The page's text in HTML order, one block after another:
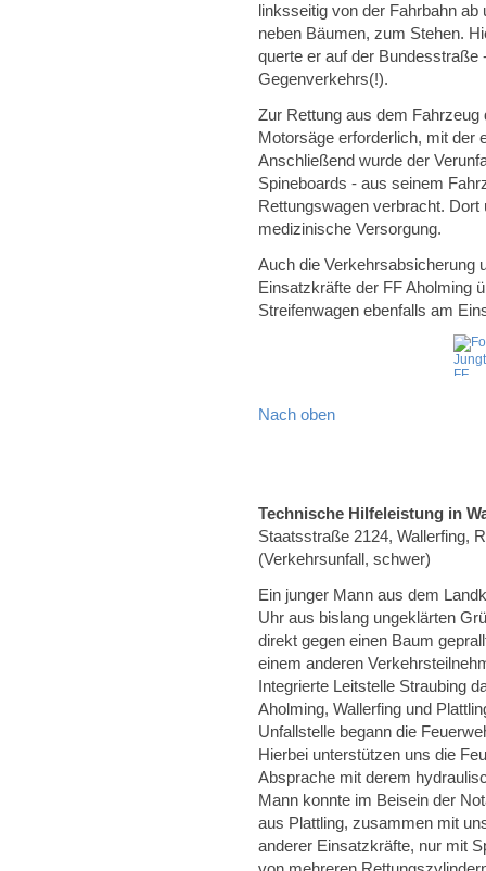
linksseitig von der Fahrbahn
neben Bäumen, zum Stehen.
querte er auf der Bundesstraße
Gegenverkehrs(!).
Zur Rettung aus dem
Motorsäge erforderlich, mit der
Anschließend wurde der
Spineboards - aus seinem
Rettungswagen verbracht.
medizinische Versorgung.
Auch die Verkehrsabsicherung
Einsatzkräfte der FF Aholming
Streifenwagen ebenfalls am
Nach oben
Technische Hilfeleistung in
Staatsstraße 2124, Wallerfing,
(Verkehrsunfall, schwer)
Ein junger Mann aus dem
Uhr aus bislang ungeklärten
direkt gegen einen Baum
einem anderen
Integrierte Leitstelle Straubing
Aholming, Wallerfing und
Unfallstelle begann die
Hierbei unterstützen uns die
Absprache mit derem
Mann konnte im Beisein der
aus Plattling, zusammen mit
anderer Einsatzkräfte, nur mit